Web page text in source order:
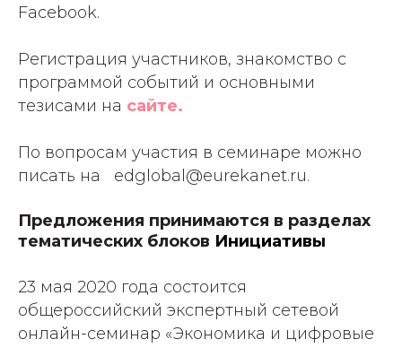
Facebook.
Регистрация участников, знакомство с
программой событий и основными
тезисами на сайте.
По вопросам участия в семинаре можно
писать на edglobal@eurekanet.ru.
Предложения принимаются в разделах
тематических блоков Инициативы
23 мая 2020 года состоится
общероссийский экспертный сетевой
онлайн-семинар «Экономика и цифровые